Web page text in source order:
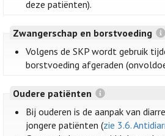
deze patiënten).
Zwangerschap en borstvoeding
Volgens de SKP wordt gebruik
borstvoeding afgeraden
Oudere patiënten
Bij ouderen is de aanpak van
jongere patiënten (zie 3.6.